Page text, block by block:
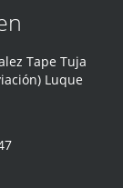
Tape Tuja
Luque